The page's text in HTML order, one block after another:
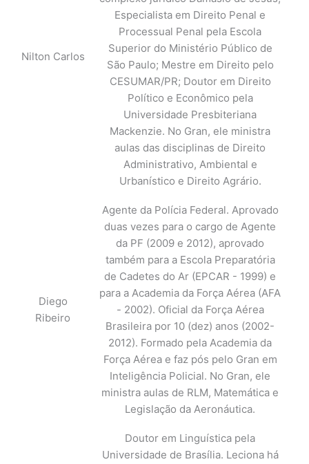
Nilton Carlos
Especialista em Direito Penal e
Processual Penal pela Escola
Superior do Ministério Público de
São Paulo; Mestre em Direito pelo
CESUMAR/PR; Doutor em Direito
Político e Econômico pela
Universidade Presbiteriana
Mackenzie. No Gran, ele ministra
aulas das disciplinas de Direito
Administrativo, Ambiental e
Urbanístico e Direito Agrário.
Diego
Ribeiro
Agente da Polícia Federal. Aprovado
duas vezes para o cargo de Agente
da PF (2009 e 2012), aprovado
também para a Escola Preparatória
de Cadetes do Ar (EPCAR - 1999) e
para a Academia da Força Aérea (AFA
- 2002). Oficial da Força Aérea
Brasileira por 10 (dez) anos (2002-
2012). Formado pela Academia da
Força Aérea e faz pós pelo Gran em
Inteligência Policial. No Gran, ele
ministra aulas de RLM, Matemática e
Legislação da Aeronáutica.
Doutor em Linguística pela
Universidade de Brasília. Leciona há